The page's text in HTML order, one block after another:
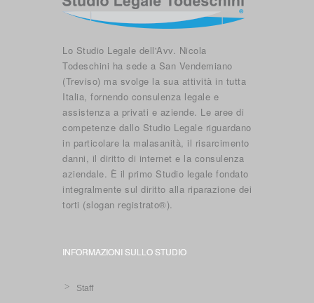
Lo Studio Legale dell'Avv. Nicola
Todeschini ha sede a San Vendemiano
(Treviso) ma svolge la sua attività in tutta
Italia, fornendo consulenza legale e
assistenza a privati e aziende. Le aree di
competenze dallo Studio Legale riguardano
in particolare la malasanità, il risarcimento
danni, il diritto di internet e la consulenza
aziendale. È il primo Studio legale fondato
integralmente sul diritto alla riparazione dei
torti (slogan registrato®).
INFORMAZIONI SULLO STUDIO
Staff